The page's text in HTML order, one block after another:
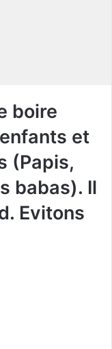
boire
et
(Papis,
babas). Il
Evitons